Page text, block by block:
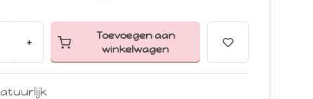
+
Toevoegen aan
winkelwagen